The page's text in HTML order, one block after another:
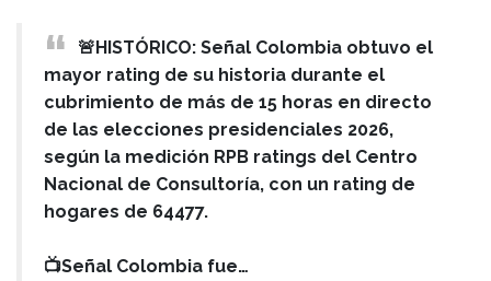
🚨HISTÓRICO: Señal Colombia obtuvo el
mayor rating de su historia durante el
cubrimiento de más de 15 horas en directo
de las elecciones presidenciales 2026,
según la medición RPB ratings del Centro
Nacional de Consultoría, con un rating de
hogares de 64477.
📺Señal Colombia fue…